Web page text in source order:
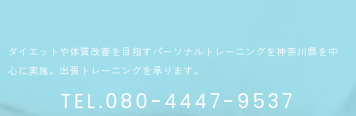
ダイエットや体質改善を目指すパーソナルトレーニングを神奈川県を中
心に実施。出張トレーニングを承ります。
TEL.080-4447-9537